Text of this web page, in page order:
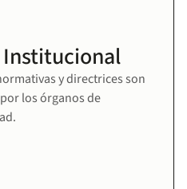
y directrices son
los órganos de